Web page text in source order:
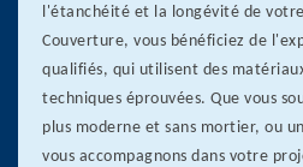
l'étanchéité et la longévité de
Couverture, vous bénéficiez de
qualifiés, qui utilisent des
techniques éprouvées. Que vous
plus moderne et sans mortier, ou
vous accompagnons dans votre